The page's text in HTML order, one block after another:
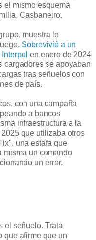
el mismo esquema
Casbaneiro.
muestra lo
Sobrevivió a un
en enero de 2024
cargadores se apoyaban
tras señuelos con
de país.
con una campaña
a bancos
infraestructura a la
que utilizaba otros
una estafa que
misma un comando
un error.
el señuelo. Trata
que afirme que un